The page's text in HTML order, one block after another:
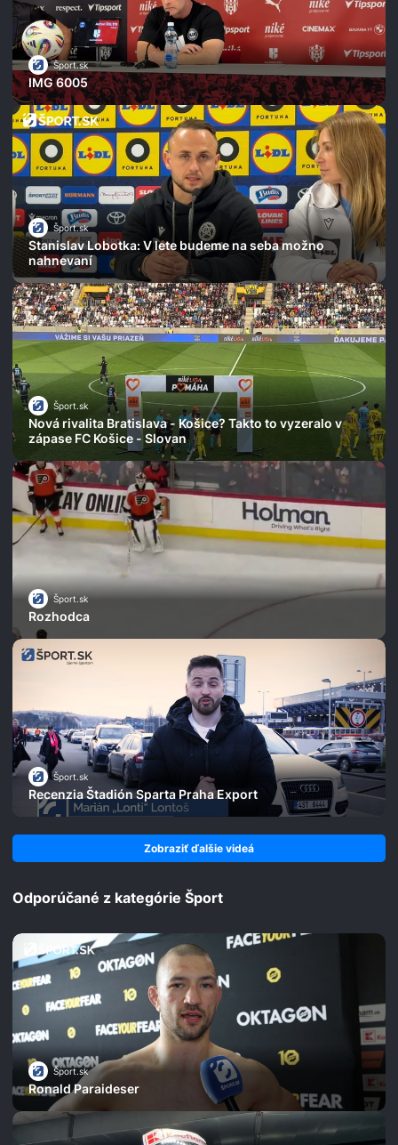
Šport.sk
IMG 6005
Šport.sk
Stanislav Lobotka: V lete budeme na seba možno
nahnevaní
Šport.sk
Nová rivalita Bratislava - Košice? Takto to vyzeralo v
zápase FC Košice - Slovan
Šport.sk
Rozhodca
Šport.sk
Recenzia Štadión Sparta Praha Export
Zobraziť ďalšie videá
Odporúčané z kategórie Šport
Šport.sk
Ronald Paraideser